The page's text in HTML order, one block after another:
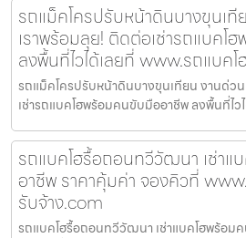
รถแม็คโครปรับหน้าดินบางขุนเที
เราพร้อมลุย! ติดต่อเช่ารถแบค
ลงพื้นที่ไวได้เลยที่ www.รถแบค
รถแม็คโครปรับหน้าดินบางขุนเทียน งานด่ว
เช่ารถแบคโฮพร้อมคนขับมืออาชีพ ลงพื้นที่ไว
รถแบคโฮรื้อถอนทวีวัฒนา เช่าแ
อาชีพ ราคาคุ้มค่า จองคิวที่
รับจ้าง.com
รถแบคโฮรื้อถอนทวีวัฒนา เช่าแบคโฮพร้อม